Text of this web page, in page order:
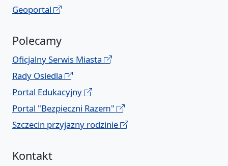
Geoportal
Polecamy
Oficjalny Serwis Miasta
Rady Osiedla
Portal Edukacyjny
Portal "Bezpieczni Razem"
Szczecin przyjazny rodzinie
Kontakt